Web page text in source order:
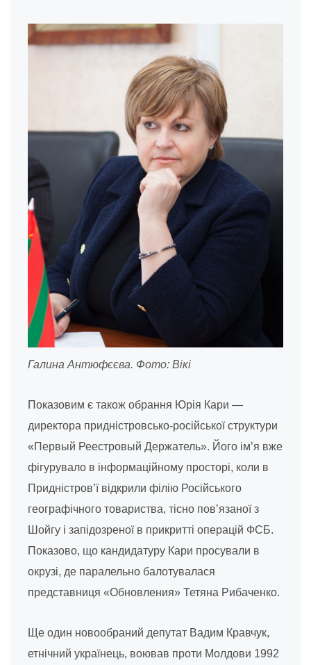
Галина Антюфєєва. Фото: Вікі
Показовим є також обрання Юрія Кари —
директора придністровсько-російської структури
«Первый Реестровый Держатель». Його ім’я вже
фігурувало в інформаційному просторі, коли в
Придністров’ї відкрили філію Російського
географічного товариства, тісно пов’язаної з
Шойгу і запідозреної в прикритті операцій ФСБ.
Показово, що кандидатуру Кари просували в
окрузі, де паралельно балотувалася
представниця «Обновления» Тетяна Рибаченко.
Ще один новообраний депутат Вадим Кравчук,
етнічний українець, воював проти Молдови 1992